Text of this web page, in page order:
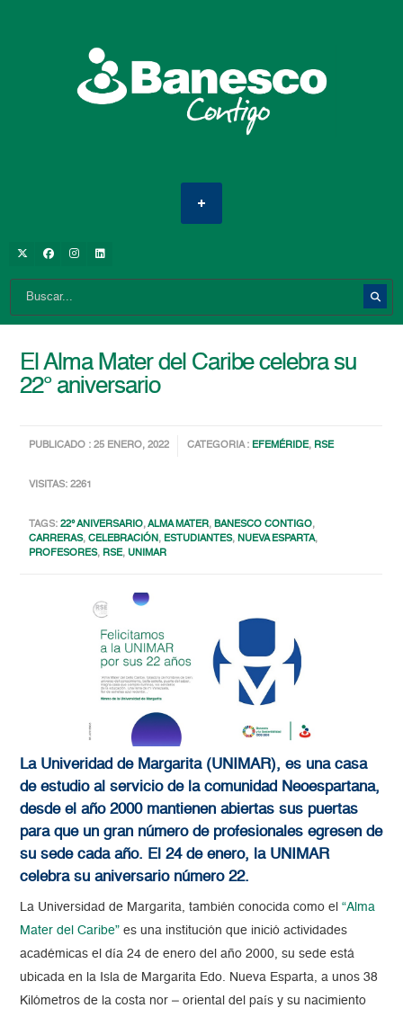
El Alma Mater del Caribe celebra su
22° aniversario
PUBLICADO : 25 ENERO, 2022 CATEGORIA : EFEMÉRIDE, RSE
VISITAS: 2261
TAGS:22° ANIVERSARIO,ALMA MATER,BANESCO CONTIGO,
CARRERAS,CELEBRACIÓN, ESTUDIANTES,NUEVA ESPARTA,
PROFESORES, RSE,UNIMAR
La Univeridad de Margarita (UNIMAR), es una casa
de estudio al servicio de la comunidad Neoespartana,
desde el año 2000 mantienen abiertas sus puertas
para que un gran número de profesionales egresen de
su sede cada año. El 24 de enero, la UNIMAR
celebra su aniversario número 22.
La Universidad de Margarita, también conocida como el“Alma
Mater del Caribe” es una institución que inició actividades
académicas el día 24 de enero del año 2000, su sede está
ubicada en la Isla de Margarita Edo. Nueva Esparta, a unos 38
Kilómetros de la costa nor – oriental del país y su nacimiento